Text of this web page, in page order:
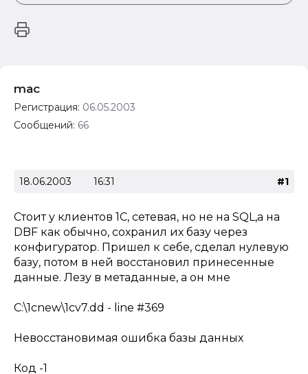
mac
Регистрация: 06.05.2003
Сообщений: 66
18.06.2003 16:31 #1
Стоит у клиентов 1С, сетевая, но не на SQL,а на
DBF как обычно, сохранил их базу через
конфигуратор. Пришел к себе, сделал нулевую
базу, потом в ней восстановил принесенные
данные. Лезу в метаданные, а он мне
C:\1cnew\1cv7.dd - line #369
Невосстановимая ошибка базы данных
Код -1